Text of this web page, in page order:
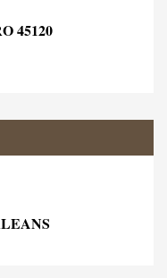
45120